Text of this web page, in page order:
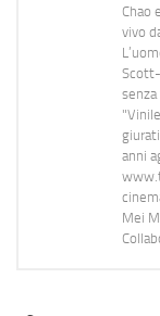
Chao
vivo
Scott-
senza
anni
Mei